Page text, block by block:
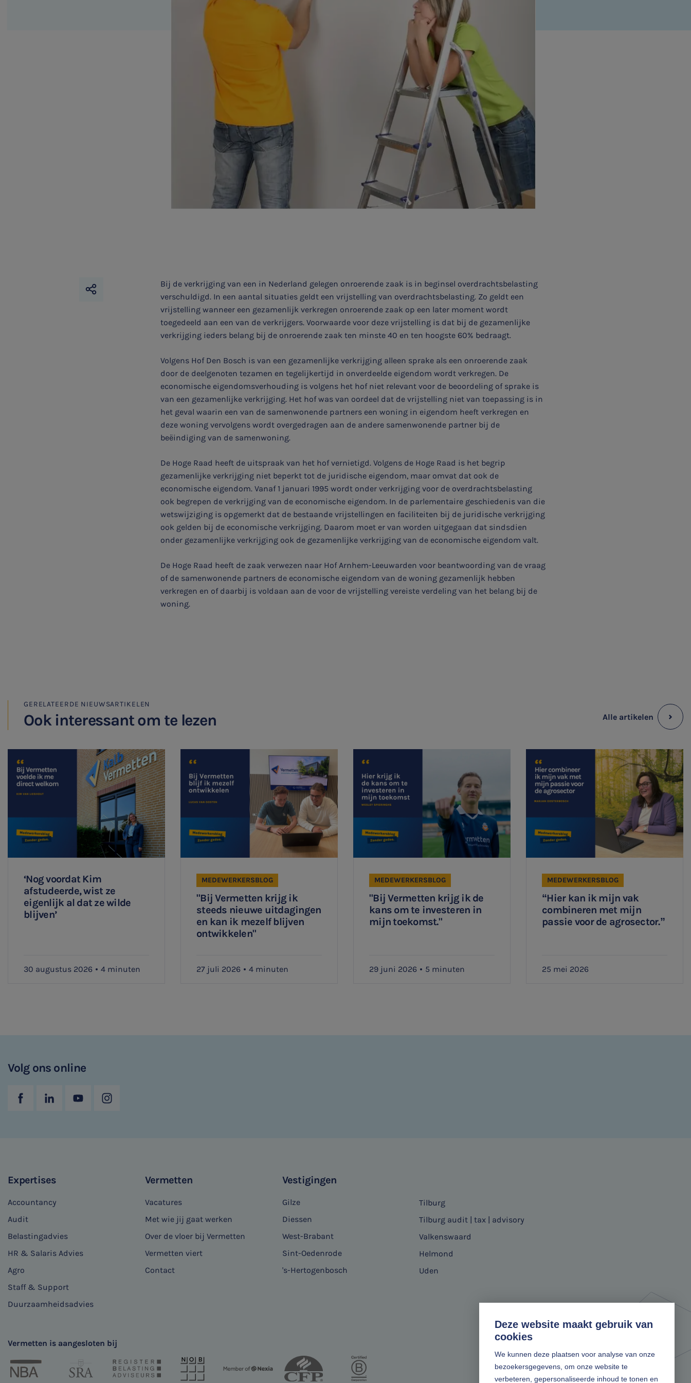
Deze website maakt gebruik van
cookies
We kunnen deze plaatsen voor analyse van onze
bezoekersgegevens, om onze website te
verbeteren, gepersonaliseerde inhoud te tonen en

Contact
Locaties
Audit
Aanmelden topic-meldingen
Bij de verkrijging van een in Nederland gelegen onroerende zaak is in beginsel overdrachtsbelasting
verschuldigd. In een aantal situaties geldt een vrijstelling van overdrachtsbelasting. Zo geldt een
vrijstelling wanneer een gezamenlijk verkregen onroerende zaak op een later moment wordt
toegedeeld aan een van de verkrijgers. Voorwaarde voor deze vrijstelling is dat bij de gezamenlijke
verkrijging ieders belang bij de onroerende zaak ten minste 40 en ten hoogste 60% bedraagt.
Volgens Hof Den Bosch is van een gezamenlijke verkrijging alleen sprake als een onroerende zaak
door de deelgenoten tezamen en tegelijkertijd in onverdeelde eigendom wordt verkregen. De
economische eigendomsverhouding is volgens het hof niet relevant voor de beoordeling of sprake is
van een gezamenlijke verkrijging. Het hof was van oordeel dat de vrijstelling niet van toepassing is in
het geval waarin een van de samenwonende partners een woning in eigendom heeft verkregen en
deze woning vervolgens wordt overgedragen aan de andere samenwonende partner bij de
beëindiging van de samenwoning.
De Hoge Raad heeft de uitspraak van het hof vernietigd. Volgens de Hoge Raad is het begrip
gezamenlijke verkrijging niet beperkt tot de juridische eigendom, maar omvat dat ook de
economische eigendom. Vanaf 1 januari 1995 wordt onder verkrijging voor de overdrachtsbelasting
ook begrepen de verkrijging van de economische eigendom. In de parlementaire geschiedenis van die
wetswijziging is opgemerkt dat de bestaande vrijstellingen en faciliteiten bij de juridische verkrijging
ook gelden bij de economische verkrijging. Daarom moet er van worden uitgegaan dat sindsdien
onder gezamenlijke verkrijging ook de gezamenlijke verkrijging van de economische eigendom valt.
De Hoge Raad heeft de zaak verwezen naar Hof Arnhem-Leeuwarden voor beantwoording van de vraag
of de samenwonende partners de economische eigendom van de woning gezamenlijk hebben
verkregen en of daarbij is voldaan aan de voor de vrijstelling vereiste verdeling van het belang bij de
woning.
GERELATEERDE NIEUWSARTIKELEN
Ook interessant om te lezen Alle artikelen
‘Nog voordat Kim
afstudeerde, wist ze
eigenlijk al dat ze wilde
blijven’
30 augustus 2026 4 minuten
"Bij Vermetten krijg ik
steeds nieuwe uitdagingen
en kan ik mezelf blijven
ontwikkelen"
MEDEWERKERSBLOG
27 juli 2026 4 minuten
"Bij Vermetten krijg ik de
kans om te investeren in
mijn toekomst."
MEDEWERKERSBLOG
29 juni 2026 5 minuten
“Hier kan ik mijn vak
combineren met mijn
passie voor de agrosector.”
MEDEWERKERSBLOG
25 mei 2026
Volg ons online
Expertises
Accountancy
Audit
Belastingadvies
HR & Salaris Advies
Agro
Staff & Support
Duurzaamheidsadvies
Vermetten
Vacatures
Met wie jij gaat werken
Over de vloer bij Vermetten
Vermetten viert
Contact
Vestigingen
Gilze
Diessen
West-Brabant
Sint-Oedenrode
's-Hertogenbosch
Tilburg
Tilburg audit | tax | advisory
Valkenswaard
Helmond
Uden
Vermetten is aangesloten bij